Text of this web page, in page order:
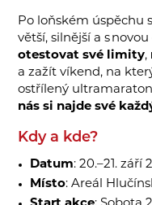
Po loňském úspěchu
větší, silnější a s
otestovat své limity,
a zažít víkend, na
ostřílený
nás si najde své
Kdy a kde?
Datum: 20.–21. září
Místo: Areál